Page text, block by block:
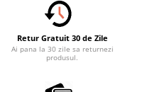
Retur Gratuit 30 de Zile
Ai pana la 30 zile sa returnezi
produsul.